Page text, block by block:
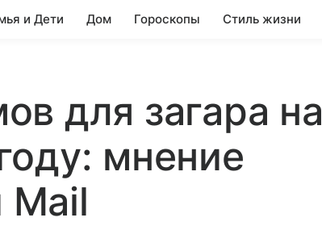
и Дети Дом Гороскопы Стиль жизни
для загара на
мнение